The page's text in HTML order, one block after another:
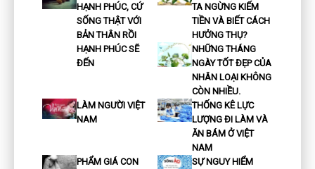
HẠNH PHÚC, CỨ
SỐNG THẬT VỚI
BẢN THÂN RỒI
HẠNH PHÚC SẼ
ĐẾN
TA NGỪNG KIẾM
TIỀN VÀ BIẾT CÁCH
HƯỞNG THỤ?
NHỮNG THÁNG
NGÀY TỐT ĐẸP CỦA
NHÂN LOẠI KHÔNG
CÒN NHIỀU.
LÀM NGƯỜI VIỆT
NAM
THỐNG KÊ LỰC
LƯỢNG ĐI LÀM VÀ
ĂN BÁM Ở VIỆT
NAM
PHẨM GIÁ CON
SỰ NGUY HIỂM